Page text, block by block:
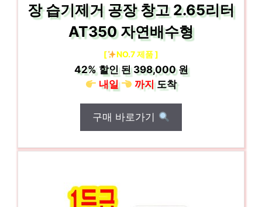
장 습기제거 공장 창고 2.65리터
AT350 자연배수형
[ NO.7 제품 ]
42%할인 된398,000 원
내일
까지도착
구매 바로가기